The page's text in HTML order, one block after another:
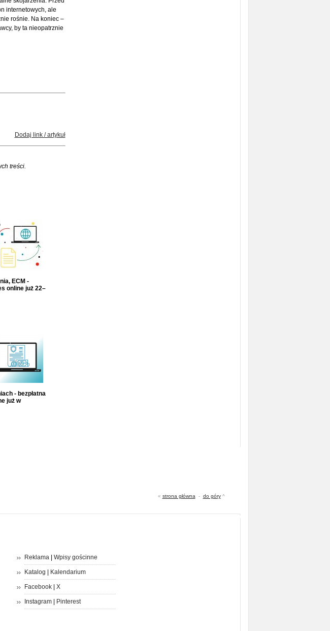
internetowych, ale
rośnie. Na koniec –
by ta nieopatrznie
Dodaj link / artykuł
treści.
ECM -
online już 22–
- bezpłatna
już w
« strona główna - do góry^
Reklama| Wpisy gościnne
Katalog Kalendarium
Facebook| X
Instagram| Pinterest